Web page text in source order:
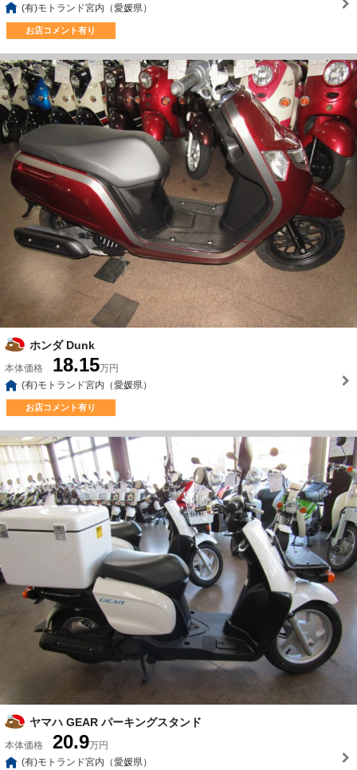
(有)モトランド宮内（愛媛県）
お店コメント有り
ホンダ Dunk
本体価格 18.15万円
(有)モトランド宮内（愛媛県）
お店コメント有り
ヤマハ GEAR パーキングスタンド
本体価格 20.9万円
(有)モトランド宮内（愛媛県）